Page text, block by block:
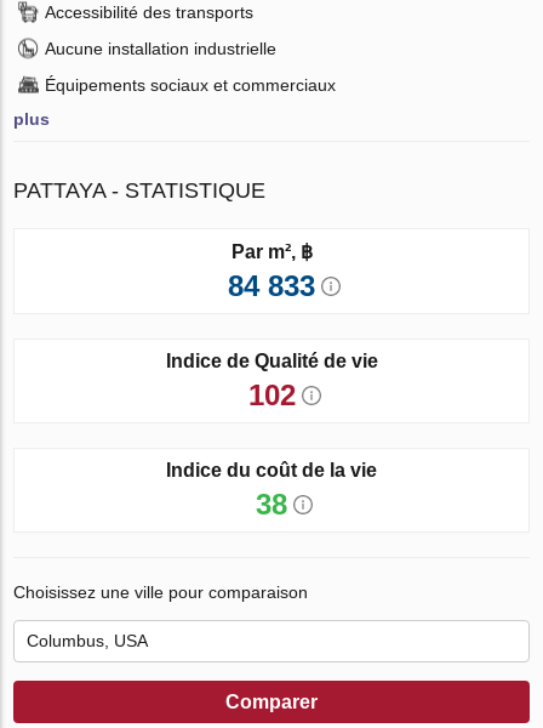
Accessibilité des transports
Aucune installation industrielle
Équipements sociaux et commerciaux
plus
PATTAYA - STATISTIQUE
Par m², ฿
84 833
Indice de Qualité de vie
102
Indice du coût de la vie
38
Choisissez une ville pour comparaison
Comparer